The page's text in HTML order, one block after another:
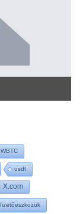
WBTC
usdt
X.com